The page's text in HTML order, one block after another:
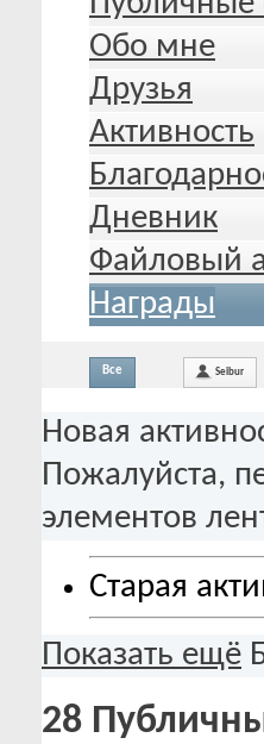
Обо мне
Друзья
Активность
Дневник
Файловый
Награды
Все Seibur
Новая
Пожалуйста,
элементов
Старая
Показать ещё
28